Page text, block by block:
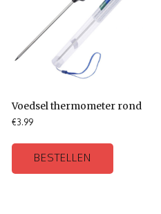
Voedsel thermometer rond
€3.99
BESTELLEN